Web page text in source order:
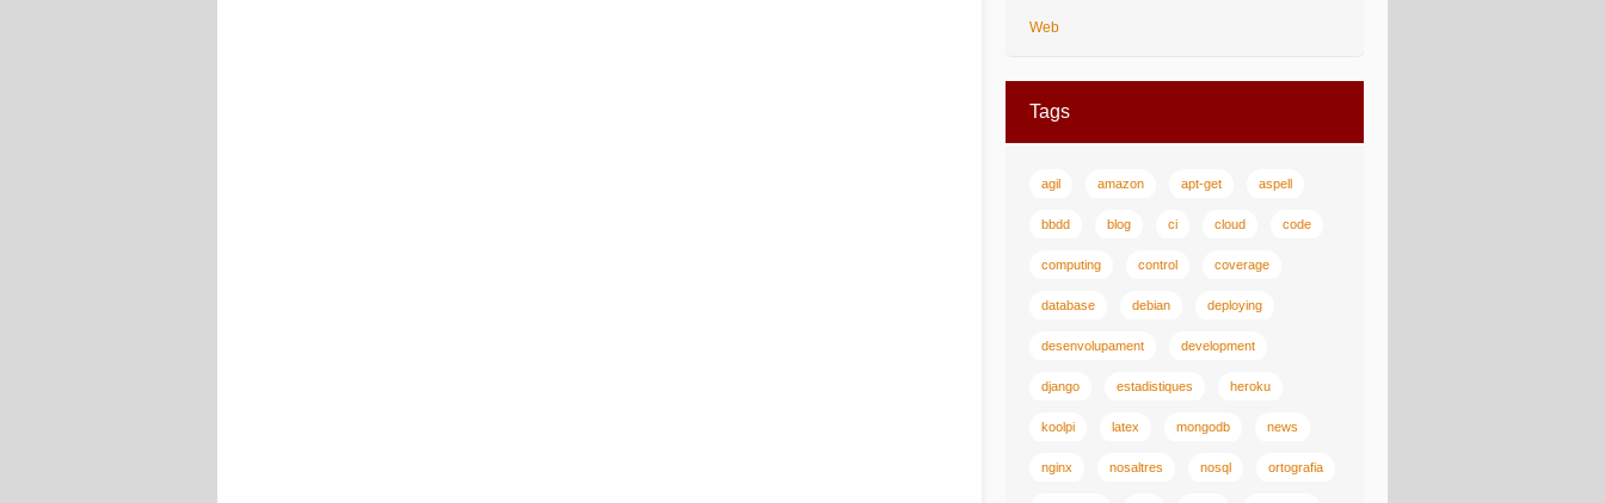
Web
Tags
agil amazon apt-get aspell
bbdd blog ci cloud code
computing control coverage
database debian deploying
desenvolupament development
django estadistiques heroku
koolpi latex mongodb news
nginx nosaltres nosql ortografia